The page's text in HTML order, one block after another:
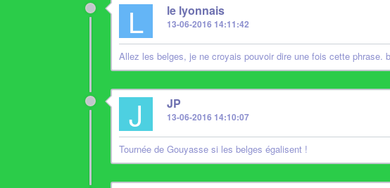
L le lyonnais
13-06-2016 14:11:42
Allez les belges, je ne croyais pouvoir dire une fois cette phrase.
J JP
13-06-2016 14:10:07
Tournée de Gouyasse si les belges égalisent !